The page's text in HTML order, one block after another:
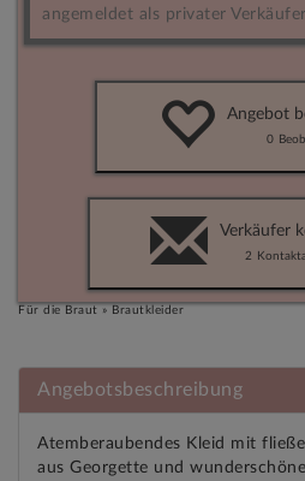
angemeldet als privater Verkäufer
Angebot
0
Verkäufer
2
Für die Braut » Brautkleider
Angebotsbeschreibung
Atemberaubendes Kleid mit
aus Georgette und